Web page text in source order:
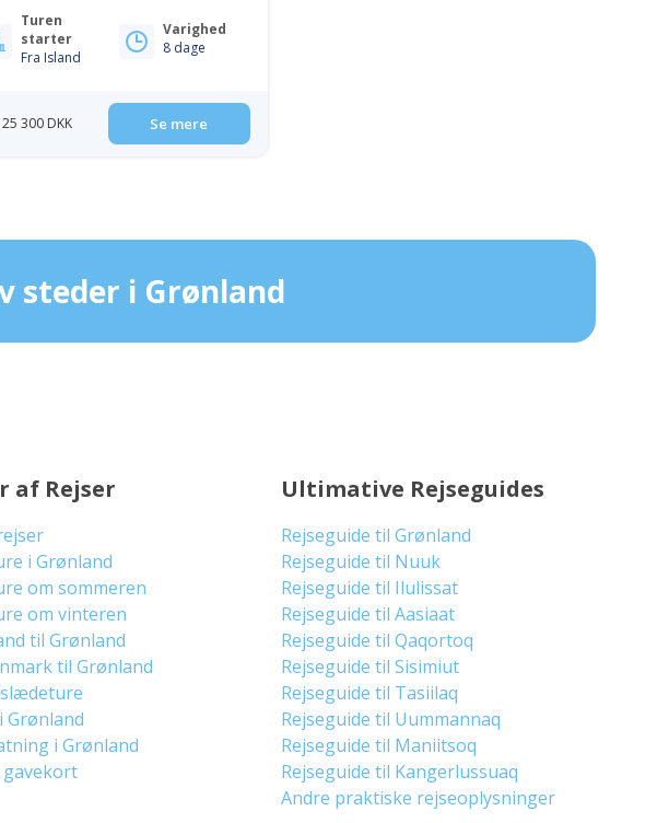
Turen
starter
Fra Island
Varighed
8 dage
300 DKK Se mere
steder i Grønland
af Rejser
i Grønland
om sommeren
om vinteren
til Grønland
til Grønland
Grønland
i Grønland
gavekort
Ultimative Rejseguides
Rejseguide til Grønland
Rejseguide til Nuuk
Rejseguide til Ilulissat
Rejseguide til Aasiaat
Rejseguide til Qaqortoq
Rejseguide til Sisimiut
Rejseguide til Tasiilaq
Rejseguide til Uummannaq
Rejseguide til Maniitsoq
Rejseguide til Kangerlussuaq
Andre praktiske rejseoplysninger